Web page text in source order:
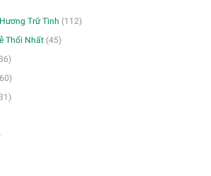
Trữ Tình (112)
Thổi Nhất (45)